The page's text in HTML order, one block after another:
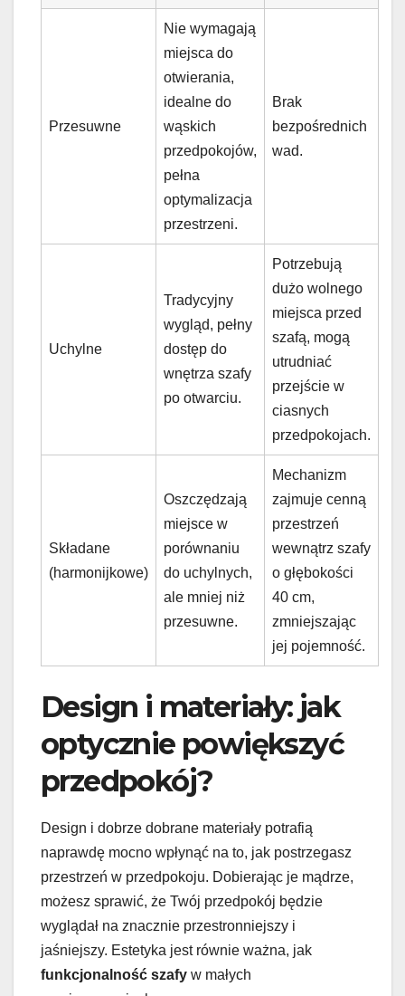
Przesuwne
Nie wymagają
miejsca do
otwierania,
idealne do
wąskich
przedpokojów,
pełna
optymalizacja
przestrzeni.
Brak
bezpośrednich
wad.
Uchylne
Tradycyjny
wygląd, pełny
dostęp do
wnętrza szafy
po otwarciu.
Potrzebują
dużo wolnego
miejsca przed
szafą, mogą
utrudniać
przejście w
ciasnych
przedpokojach.
Składane
(harmonijkowe)
Oszczędzają
miejsce w
porównaniu
do uchylnych,
ale mniej niż
przesuwne.
Mechanizm
zajmuje cenną
przestrzeń
wewnątrz szafy
o głębokości
40 cm,
zmniejszając
jej pojemność.
Design i materiały: jak
optycznie powiększyć
przedpokój?
Design i dobrze dobrane materiały potrafią
naprawdę mocno wpłynąć na to, jak postrzegasz
przestrzeń w przedpokoju. Dobierając je mądrze,
możesz sprawić, że Twój przedpokój będzie
wyglądał na znacznie przestronniejszy i
jaśniejszy. Estetyka jest równie ważna, jak
funkcjonalność szafy w małych